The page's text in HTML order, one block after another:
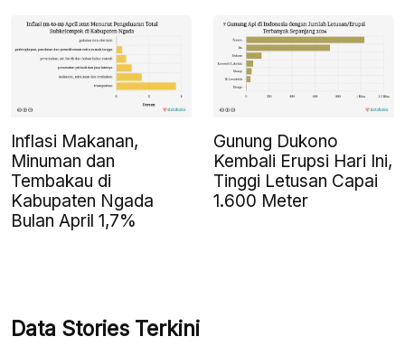
Inflasi Makanan,
Minuman dan
Tembakau di
Kabupaten Ngada
Bulan April 1,7%
Gunung Dukono
Kembali Erupsi Hari Ini,
Tinggi Letusan Capai
1.600 Meter
Data Stories Terkini